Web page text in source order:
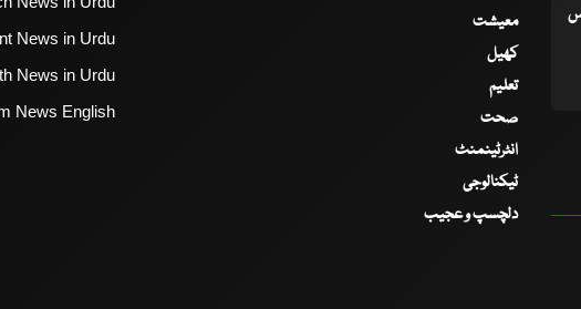
معیشت
کھیل
تعلیم
صحت
انٹرٹینمنٹ
ٹیکنالوجی
دلچسپ و عجیب
News in Urdu
News in Urdu
News English